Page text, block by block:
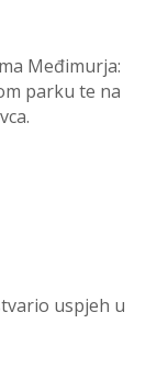
Međimurja:
parku te na
uspjeh u